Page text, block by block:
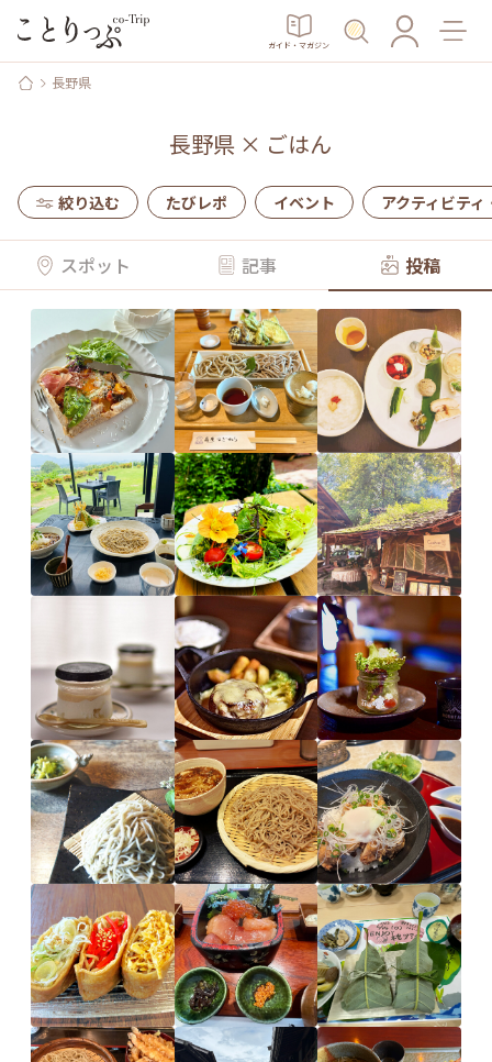
ガイド・マガジン
長野県
長野県 × ごはん
絞り込む たびレポ イベント アクティビティ
スポット 記事 投稿